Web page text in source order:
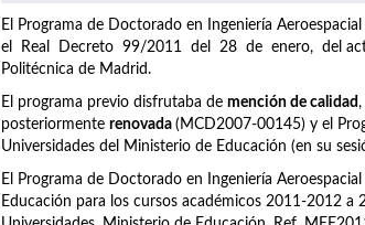
El Programa de Doctorado en Ingeniería
el Real Decreto 99/2011 del 28 de enero, del
Politécnica de Madrid.
El programa previo disfrutaba de mención de calidad
posteriormente renovada (MCD2007-00145) y el
Universidades del Ministerio de Educación (en su
El Programa de Doctorado en Ingeniería
Educación para los cursos académicos 2011-2012